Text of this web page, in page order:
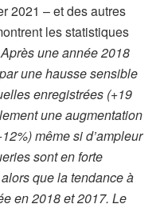
2021 – et des autres
les statistiques
Après une année 2018
une hausse sensible
enregistrées (+19
une augmentation
même si d’ampleur
sont en forte
que la tendance à
en 2018 et 2017. Le